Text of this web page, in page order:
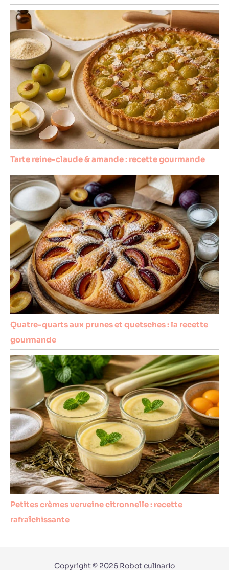
Tarte reine-claude & amande : recette gourmande
Quatre-quarts aux prunes et quetsches : la recette
gourmande
Petites crèmes verveine citronnelle : recette
rafraîchissante
Copyright © 2026 Robot culinario